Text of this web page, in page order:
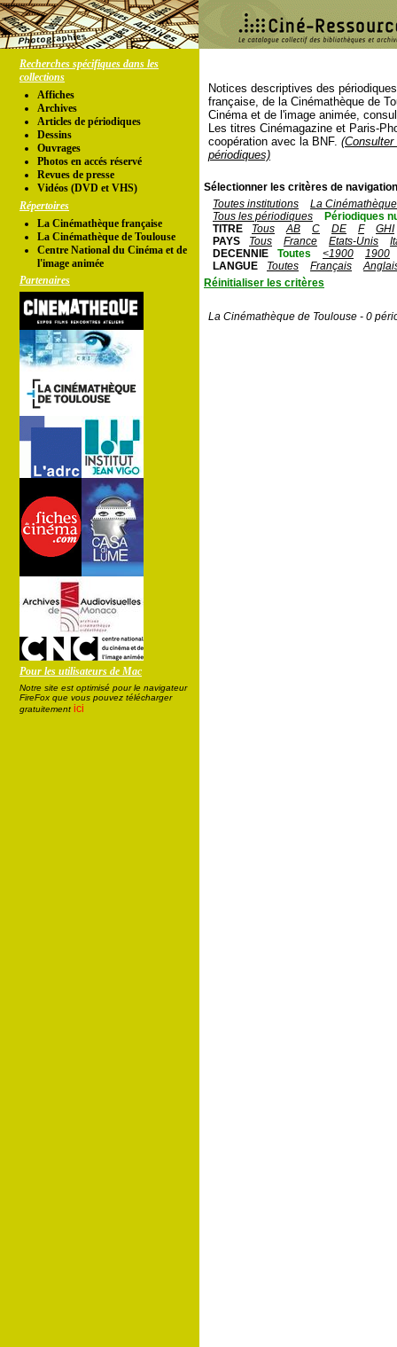
Recherches spécifiques dans les
collections
Affiches
Archives
Articles de périodiques
Dessins
Ouvrages
Photos en accés réservé
Revues de presse
Vidéos (DVD et VHS)
Répertoires
La Cinémathèque française
La Cinémathèque de Toulouse
Centre National du Cinéma et de
l'image animée
Partenaires
Pour les utilisateurs de Mac
Notre site est optimisé pour le navigateur
FireFox que vous pouvez télécharger
gratuitement ici
Notices descriptives des
française, de la Cinémathèque de
Cinéma et de l'image animée,
Les titres Cinémagazine et Paris-
coopération avec la BNF.
périodiques)
Sélectionner les critères de
Toutes institutions
La
Tous les périodiques
Périodiques
TITRE
Tous AB C DE F
GHI
PAYS
Tous France Etats-Unis
DECENNIE
Toutes <1900
1900
LANGUE
Toutes Français
Réinitialiser les critères
La Cinémathèque de Toulouse - 0